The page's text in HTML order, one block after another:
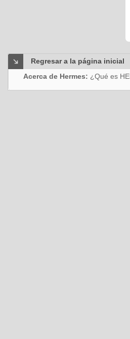
Regresar a la página inicial
Acerca de Hermes: ¿Qué es